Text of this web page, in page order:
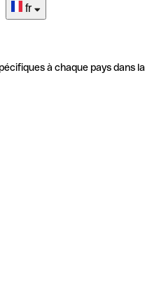
fr
à chaque pays dans la